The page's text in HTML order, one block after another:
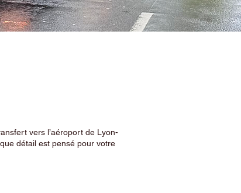
vers l’aéroport de Lyon-
détail est pensé pour votre